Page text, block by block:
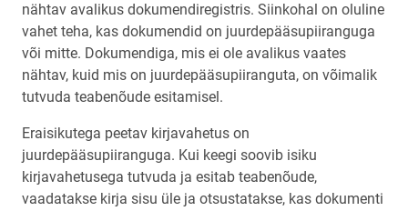
nähtav avalikus dokumendiregistris. Siinkohal on oluline
vahet teha, kas dokumendid on juurdepääsupiiranguga
või mitte. Dokumendiga, mis ei ole avalikus vaates
nähtav, kuid mis on juurdepääsupiiranguta, on võimalik
tutvuda teabenõude esitamisel.
Eraisikutega peetav kirjavahetus on
juurdepääsupiiranguga. Kui keegi soovib isiku
kirjavahetusega tutvuda ja esitab teabenõude,
vaadatakse kirja sisu üle ja otsustatakse, kas dokumenti